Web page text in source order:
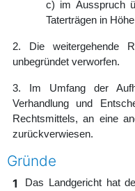
c) im Ausspruch
Taterträgen in
2. Die weitergehende
unbegründet verworfen.
3. Im Umfang der
Verhandlung und
Rechtsmittels, an eine
zurückverwiesen.
Gründe
1
Das Landgericht hat